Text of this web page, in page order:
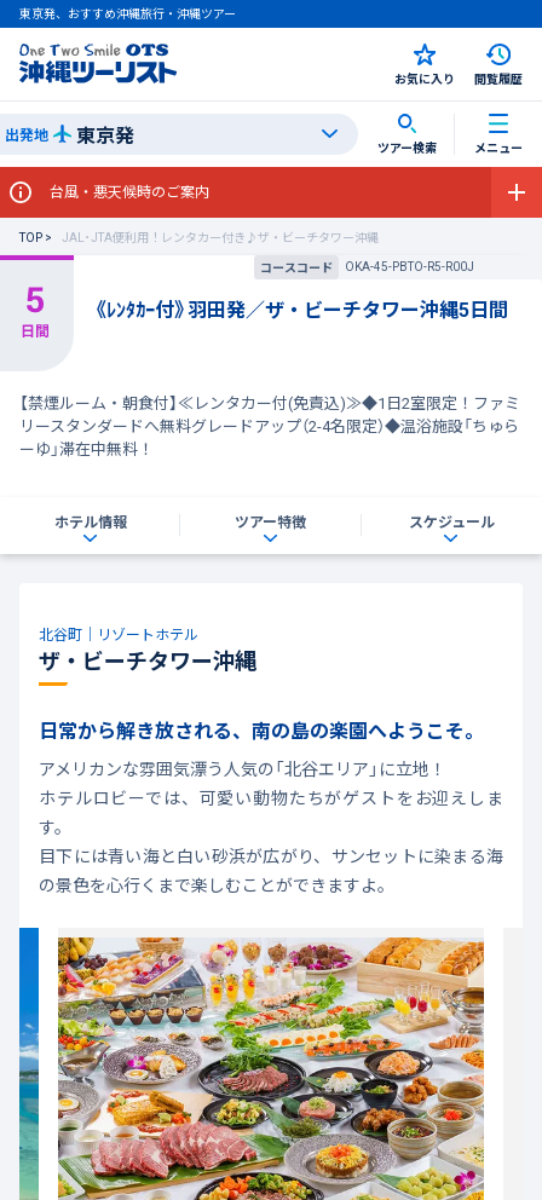
東京発、おすすめ沖縄旅行・沖縄ツアー
お気に入り 閲覧履歴
出発地 東京発 ツアー検索 メニュー
台風・悪天候時のご案内
TOP
JAL･JTA便利用！レンタカー付き♪ザ・ビーチタワー沖縄
コースコード
OKA-45-PBTO-R5-R00J
《ﾚﾝﾀｶｰ付》羽田発／ザ・ビーチタワー沖縄5日間
【禁煙ルーム・朝食付】≪レンタカー付(免責込)≫◆1日2室限定！ファミ
リースタンダードへ無料グレードアップ（2-4名限定）◆温浴施設「ちゅら
ーゆ」滞在中無料！
ホテル情報 ツアー特徴 スケジュール
北谷町｜リゾートホテル
ザ・ビーチタワー沖縄
日常から解き放される、南の島の楽園へようこそ。
アメリカンな雰囲気漂う人気の「北谷エリア」に立地！
ホテルロビーでは、可愛い動物たちがゲストをお迎えしま
す。
目下には青い海と白い砂浜が広がり、サンセットに染まる海
の景色を心行くまで楽しむことができますよ。